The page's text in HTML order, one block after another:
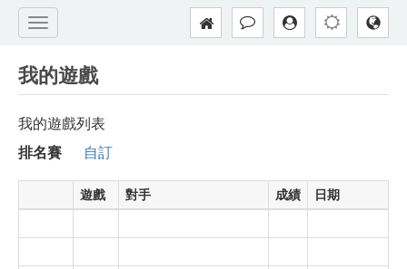
我的遊戲
我的遊戲列表
排名賽
自訂
遊戲 對手 成績 日期